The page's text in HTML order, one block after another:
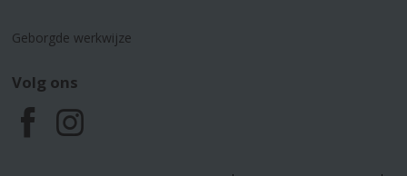
Geborgde werkwijze
Volg ons
F
I